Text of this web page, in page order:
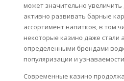
может значительно
активно развивать барные
ассортимент напитков, в том
некоторые казино даже стали
определенными брендами
популяризации и
Современные казино